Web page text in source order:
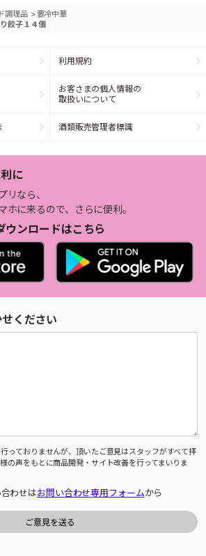
調理品 >要冷中華
餃子１４個
利用規約
お客さまの個人情報の
取扱いについて
酒類販売管理者標識
に
リなら、
ホに来るので、さらに便利。
ウンロードはこちら
ください
っておりませんが、頂いたご意見はスタッフがすべて拝
の声をもとに商品開発・サイト改善を行ってまいりま
わせはお問い合わせ専用フォームから